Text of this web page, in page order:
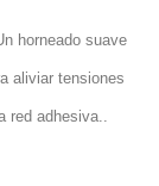
horneado suave
aliviar tensiones
red adhesiva..